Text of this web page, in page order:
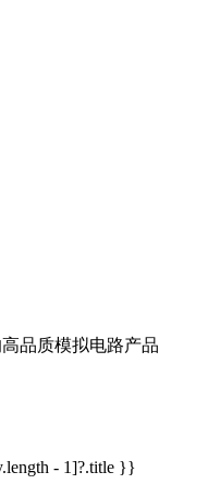
品质模拟电路产品
- 1]?.title }}